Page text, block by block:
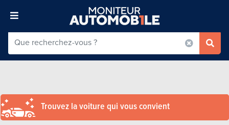
Trouvez la voiture qui vous convient